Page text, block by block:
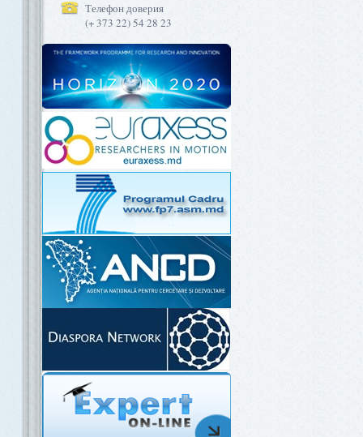
Телефон доверия
(+ 373 22) 54 28 23